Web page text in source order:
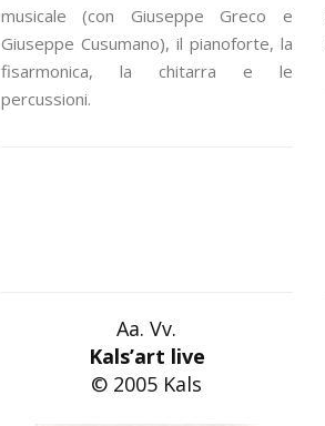
musicale (con Giuseppe Greco e
Giuseppe Cusumano), il pianoforte, la
fisarmonica, la chitarra e le
percussioni.
Aa. Vv.
Kals’art live
© 2005 Kals